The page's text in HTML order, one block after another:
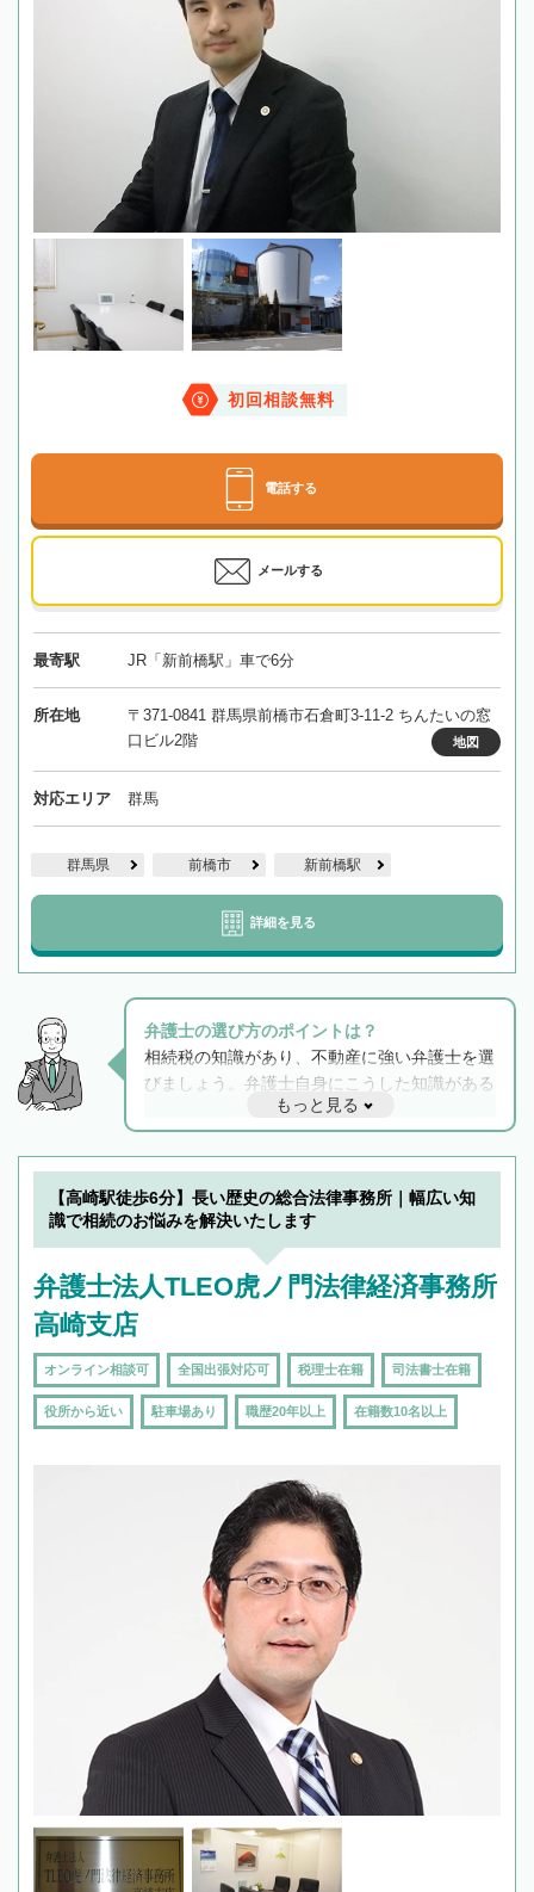
初回相談無料
電話する
メールする
最寄駅 JR「新前橋駅」車で6分
所在地
〒371-0841 群馬県前橋市石倉町3-11-2 ちんたいの窓
口ビル2階
地図
対応エリア 群馬
群馬県 前橋市 新前橋駅
詳細を見る
弁護士の選び方のポイントは？
相続税の知識があり、不動産に強い弁護士を選
びましょう。弁護士自身にこうした知識がある
と他士業との連携もスムーズに進み、トラブル
解決のみならず相続をトータルで任せることが
できます。また、相続は感情がからむ分野なの
でフィーリングも重要です。実際に電話や面談
で複数の弁護士と会話をしてウマが合う方に依
もっと見る
【高崎駅徒歩6分】長い歴史の総合法律事務所｜幅広い知
識で相続のお悩みを解決いたします
弁護士法人TLEO虎ノ門法律経済事務所
高崎支店
オンライン相談可 全国出張対応可 税理士在籍 司法書士在籍
役所から近い 駐車場あり 職歴20年以上 在籍数10名以上